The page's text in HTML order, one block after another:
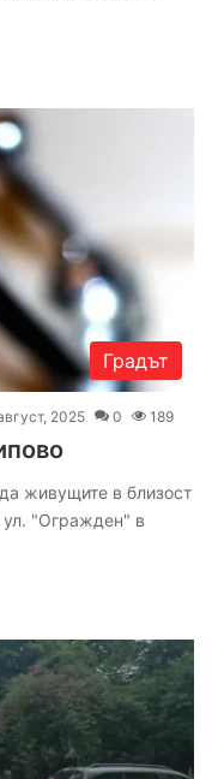
Градът
2025 0 189
живущите в близост
ул. "Огражден" в